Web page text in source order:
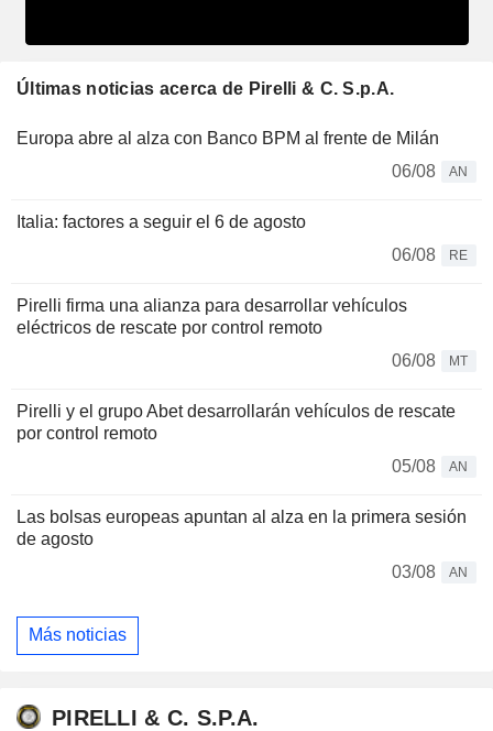
Últimas noticias acerca de Pirelli & C. S.p.A.
Europa abre al alza con Banco BPM al frente de Milán
06/08
AN
Italia: factores a seguir el 6 de agosto
06/08
RE
Pirelli firma una alianza para desarrollar vehículos
eléctricos de rescate por control remoto
06/08
MT
Pirelli y el grupo Abet desarrollarán vehículos de rescate
por control remoto
05/08
AN
Las bolsas europeas apuntan al alza en la primera sesión
de agosto
03/08
AN
Más noticias
PIRELLI & C. S.P.A.